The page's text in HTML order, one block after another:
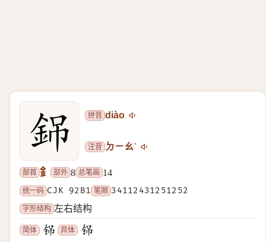
拼音 diào
注音 ㄉㄧㄠˋ
部首 釒 部外 8 总笔画 14
统一码 CJK 92B1 笔顺 34112431251252
字形结构 左右结构
简体 异体